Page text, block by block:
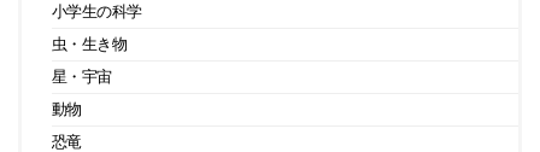
小学生の科学
虫・生き物
星・宇宙
動物
恐竜